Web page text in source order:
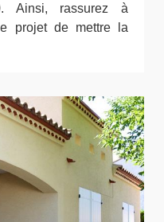
Ainsi, rassurez à
projet de mettre la